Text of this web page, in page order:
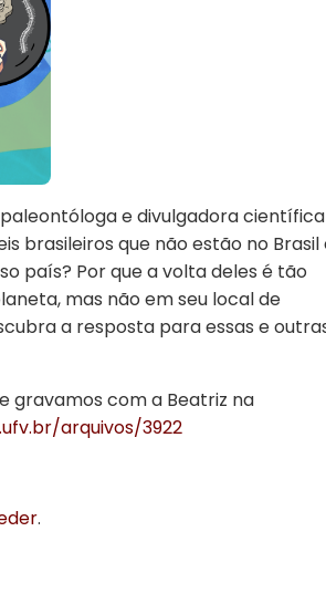
e divulgadora científica
brasileiros que não estão no Brasil
país? Por que a volta deles é tão
mas não em seu local de
a resposta para essas e
gravamos com a Beatriz na
arquivos/3922
.